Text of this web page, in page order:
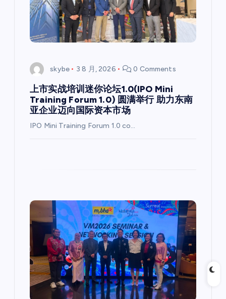
skybe 3 8 月, 2026 0 Comments
上市实战培训迷你论坛1.0(IPO Mini
Training Forum 1.0) 圆满举行 助力东南
亚企业迈向国际资本市场
IPO Mini Training Forum 1.0 co…